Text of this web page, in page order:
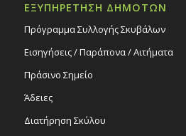
ΕΞΥΠΗΡΕΤΗΣΗ ΔΗΜΟΤΩΝ
Πρόγραμμα Συλλογής Σκυβάλων
Εισηγήσεις / Παράπονα / Αιτήματα
Πράσινο Σημείο
Άδειες
Διατήρηση Σκύλου